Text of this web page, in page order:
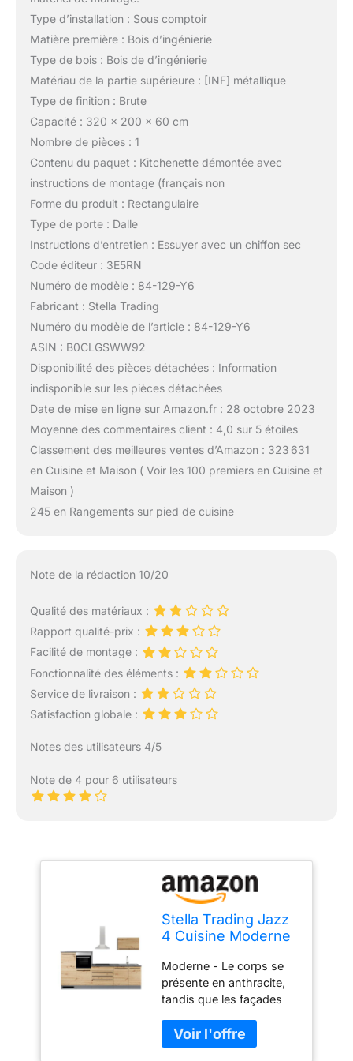
Type d’installation : Sous comptoir
Matière première : Bois d’ingénierie
Type de bois : Bois de d’ingénierie
Matériau de la partie supérieure : [INF] métallique
Type de finition : Brute
Capacité : 320 x 200 x 60 cm
Nombre de pièces : 1
Contenu du paquet : Kitchenette démontée avec
instructions de montage (français non
Forme du produit : Rectangulaire
Type de porte : Dalle
Instructions d’entretien : Essuyer avec un chiffon sec
Code éditeur : 3E5RN
Numéro de modèle : 84-129-Y6
Fabricant : Stella Trading
Numéro du modèle de l’article : 84-129-Y6
ASIN : B0CLGSWW92
Disponibilité des pièces détachées : Information
indisponible sur les pièces détachées
Date de mise en ligne sur Amazon.fr : 28 octobre 2023
Moyenne des commentaires client : 4,0 sur 5 étoiles
Classement des meilleures ventes d’Amazon : 323 631
en Cuisine et Maison ( Voir les 100 premiers en Cuisine et
Maison )
245 en Rangements sur pied de cuisine
Note de la rédaction 10/20
Qualité des matériaux :
Rapport qualité-prix :
Facilité de montage :
Fonctionnalité des éléments :
Service de livraison :
Satisfaction globale :
Notes des utilisateurs 4/5
Note de 4 pour 6 utilisateurs
Stella Trading Jazz
4 Cuisine Moderne
électroménager,
Anthracite, Aspect
chêne Artisan -
Cuisine intégrée
spacieuse avec
Beaucoup de
Moderne - Le corps se
présente en anthracite,
tandis que les façades
Les poignées noires
mates et le plan de travail